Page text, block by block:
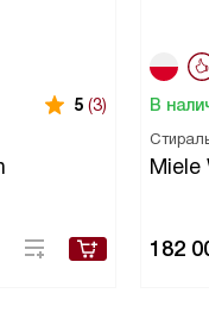
5 (3) В
Miele
182